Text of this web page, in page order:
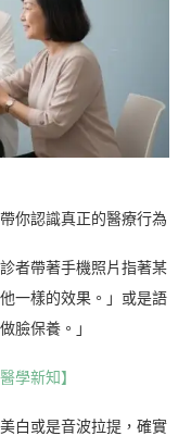
你認識真正的醫療行為
者帶著手機照片指著某
一樣的效果。」或是語
臉保養。」
學新知】
白或是音波拉提，確實